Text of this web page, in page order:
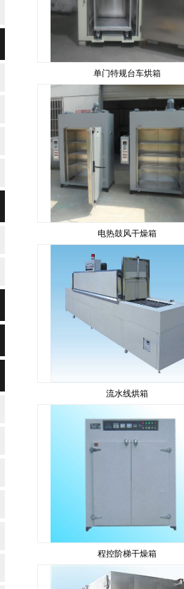
单门特规台车烘箱
电热鼓风干燥箱
流水线烘箱
程控阶梯干燥箱